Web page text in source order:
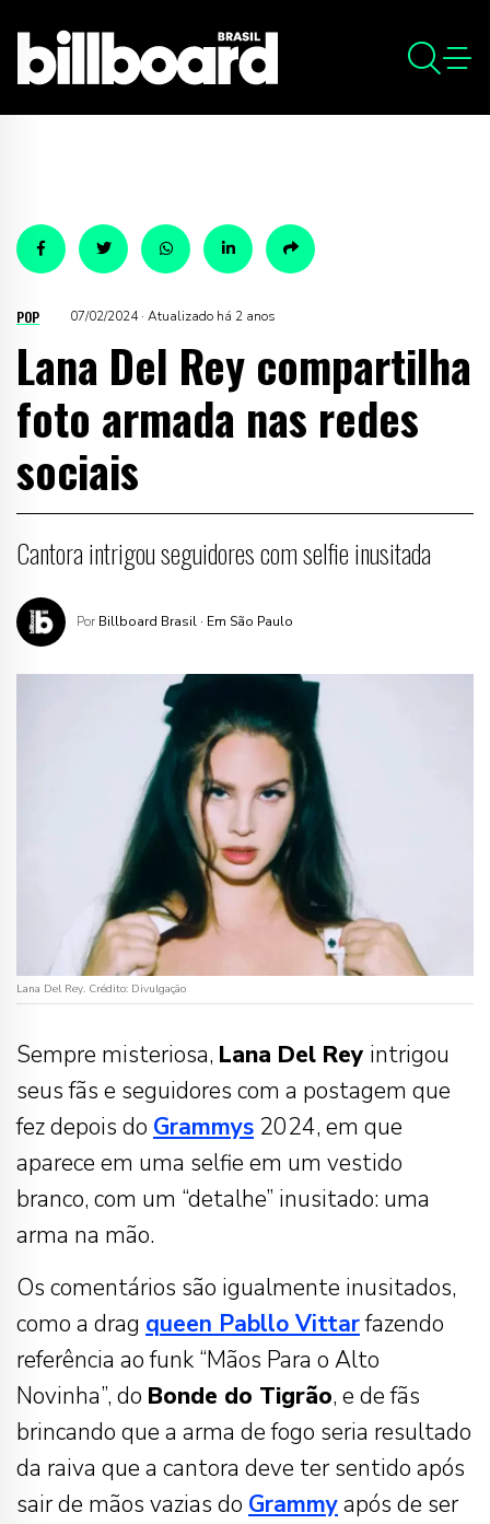
POP 07/02/2024 · Atualizado há 2 anos
Lana Del Rey compartilha
foto armada nas redes
sociais
Cantora intrigou seguidores com selfie inusitada
Por Billboard Brasil · Em São Paulo
Lana Del Rey. Crédito: Divulgação
Sempre misteriosa, Lana Del Rey intrigou
seus fãs e seguidores com a postagem que
fez depois do Grammys 2024, em que
aparece em uma selfie em um vestido
branco, com um “detalhe” inusitado: uma
arma na mão.
Os comentários são igualmente inusitados,
como a drag queen Pabllo Vittarfazendo
referência ao funk “Mãos Para o Alto
Novinha”, do Bonde do Tigrão, e de fãs
brincando que a arma de fogo seria resultado
da raiva que a cantora deve ter sentido após
sair de mãos vazias do Grammyapós de ser